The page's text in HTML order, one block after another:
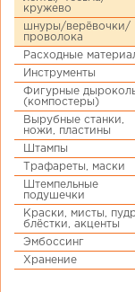
кружево
шнуры/верёвочки/
проволока
Расходные
Инструменты
Фигурные
(компостеры)
Вырубные станки,
ножи, пластины
Штампы
Трафареты, маски
Штемпельные
подушечки
Краски, мисты,
блёстки, акценты
Эмбоссинг
Хранение